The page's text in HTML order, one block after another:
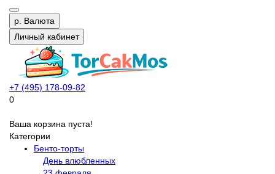
р. Валюта
Личный кабинет
+7 (495) 178-09-82
0
Ваша корзина пуста!
Категории
Бенто-торты
День влюбленных